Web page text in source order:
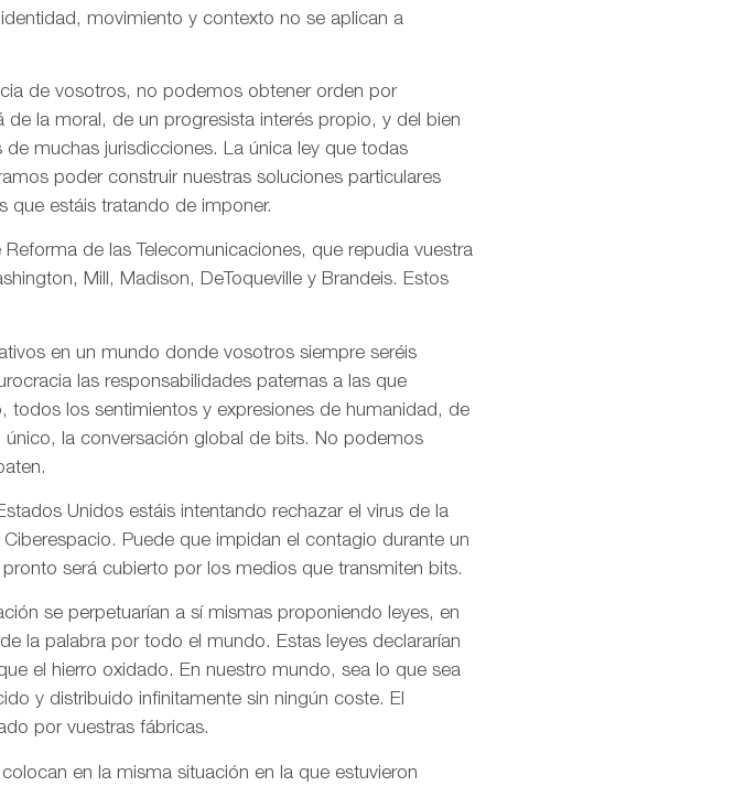
movimiento y contexto no se aplican a
de vosotros, no podemos obtener orden por
la moral, de un progresista interés propio, y del bien
muchas jurisdicciones. La única ley que todas
poder construir nuestras soluciones particulares
que estáis tratando de imponer.
de las Telecomunicaciones, que repudia vuestra
Mill, Madison, DeToqueville y Brandeis. Estos
en un mundo donde vosotros siempre seréis
las responsabilidades paternas a las que
los sentimientos y expresiones de humanidad, de
la conversación global de bits. No podemos
Unidos estáis intentando rechazar el virus de la
Puede que impidan el contagio durante un
será cubierto por los medios que transmiten bits.
se perpetuarían a sí mismas proponiendo leyes, en
la palabra por todo el mundo. Estas leyes declararían
el hierro oxidado. En nuestro mundo, sea lo que sea
y distribuido infinitamente sin ningún coste. El
por vuestras fábricas.
en la misma situación en la que estuvieron